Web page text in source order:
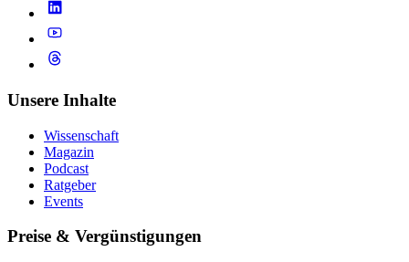
Unsere Inhalte
Wissenschaft
Magazin
Podcast
Ratgeber
Events
Preise & Vergünstigungen